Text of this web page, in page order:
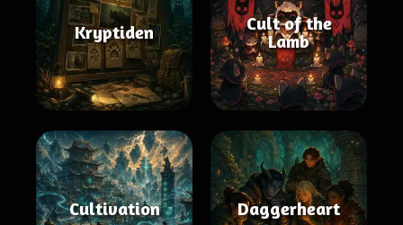
Kryptiden
Cult of the
Lamb
Cultivation Daggerheart